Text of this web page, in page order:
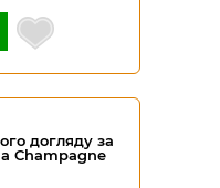
догляду за
Champagne